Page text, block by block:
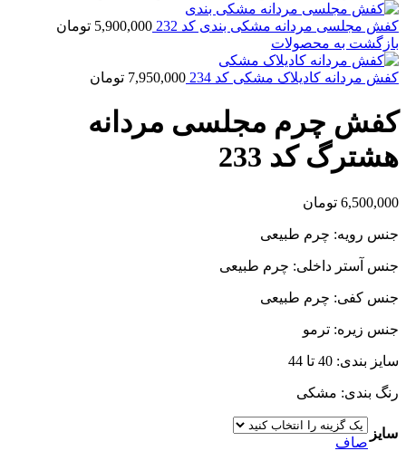
کفش مجلسی مردانه مشکی بندی کد 232 5,900,000 تومان
بازگشت به محصولات
کفش مردانه کادیلاک مشکی کد 234 7,950,000 تومان
کفش چرم مجلسی مردانه
هشترگ کد 233
6,500,000 تومان
جنس رویه: چرم طبیعی
جنس آستر داخلی: چرم طبیعی
جنس کفی: چرم طبیعی
جنس زیره: ترمو
سایز بندی: 40 تا 44
رنگ بندی: مشکی
سایز
صاف